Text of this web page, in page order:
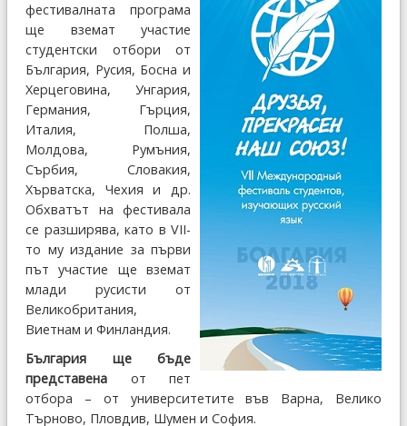
фестивалната програма
ще вземат участие
студентски отбори от
България, Русия, Босна и
Херцеговина, Унгария,
Германия, Гърция,
Италия, Полша,
Молдова, Румъния,
Сърбия, Словакия,
Хърватска, Чехия и др.
Обхватът на фестивала
се разширява, като в VІІ-
то му издание за първи
път участие ще вземат
млади русисти от
Великобритания,
Виетнам и Финландия.
България ще бъде
представена от пет
отбора – от университетите във Варна, Велико
Търново, Пловдив, Шумен и София.